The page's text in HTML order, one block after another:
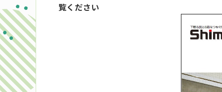
覧ください